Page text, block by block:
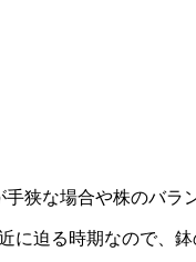
狭な場合や株のバラ
に迫る時期なので、